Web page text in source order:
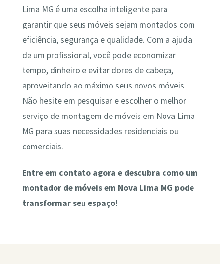
Lima MG é uma escolha inteligente para
garantir que seus móveis sejam montados com
eficiência, segurança e qualidade. Com a ajuda
de um profissional, você pode economizar
tempo, dinheiro e evitar dores de cabeça,
aproveitando ao máximo seus novos móveis.
Não hesite em pesquisar e escolher o melhor
serviço de montagem de móveis em Nova Lima
MG para suas necessidades residenciais ou
comerciais.
Entre em contato agora e descubra como um
montador de móveis em Nova Lima MG pode
transformar seu espaço!